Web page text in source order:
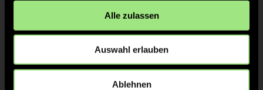
Alle zulassen
Auswahl erlauben
Ablehnen
2:1 13’
3/4